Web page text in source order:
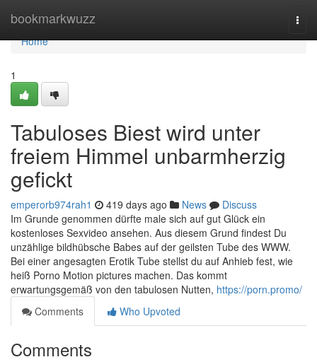
bookmarkwuzz
Home
Home
1
Tabuloses Biest wird unter
freiem Himmel unbarmherzig
gefickt
emperorb974rah1 419 days ago News
Discuss
Im Grunde genommen dürfte male sich auf gut Glück ein
kostenloses Sexvideo ansehen. Aus diesem Grund findest Du
unzählige bildhübsche Babes auf der geilsten Tube des WWW.
Bei einer angesagten Erotik Tube stellst du auf Anhieb fest, wie
heiß Porno Motion pictures machen. Das kommt
erwartungsgemäß von den tabulosen Nutten, https://porn.promo/
Comments
Who Upvoted
Comments